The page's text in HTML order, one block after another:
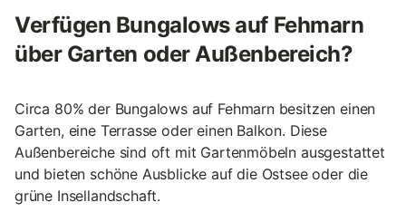
Verfügen Bungalows auf Fehmarn
über Garten oder Außenbereich?
Circa 80% der Bungalows auf Fehmarn besitzen einen
Garten, eine Terrasse oder einen Balkon. Diese
Außenbereiche sind oft mit Gartenmöbeln ausgestattet
und bieten schöne Ausblicke auf die Ostsee oder die
grüne Insellandschaft.